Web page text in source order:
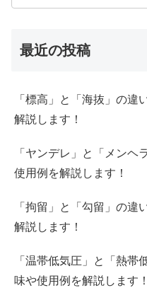
最近の投稿
「標高」と「海抜」の違
解説します！
「ヤンデレ」と「メンヘ
使用例を解説します！
「拘留」と「勾留」の違
解説します！
「温帯低気圧」と「熱帯
味や使用例を解説します！